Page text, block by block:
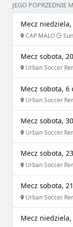
JEGO POPRZEDNIE
Mecz
CAP MALO
Mecz sobota,
Urban Soccer
Mecz sobota, 6
Urban Soccer
Mecz sobota,
Urban Soccer
Mecz sobota,
Urban Soccer
Mecz sobota,
Urban Soccer
Mecz